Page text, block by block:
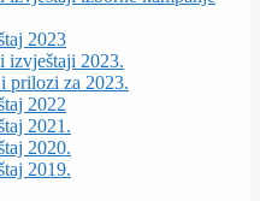
2023
izvještaji 2023.
prilozi za 2023.
2022
2021.
2020.
2019.